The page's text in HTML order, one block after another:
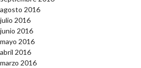
agosto 2016
julio 2016
junio 2016
mayo 2016
abril 2016
marzo 2016